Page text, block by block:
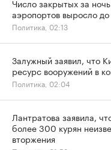
Число закрытых за
аэропортов выросло
Политика, 02:13
Залужный заявил, что
ресурс вооружений в
Политика, 02:04
Лантратова заявила,
более 300 курян
вторжения